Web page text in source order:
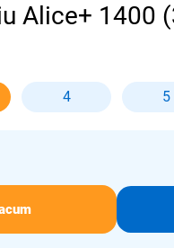
Alice+ 1400
4 5